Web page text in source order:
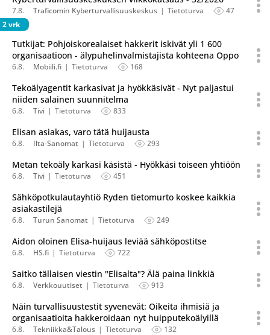
7.8. Traficomin Kyberturvallisuuskeskus Tietoturva
47
2 vrk
Tutkijat: Pohjoiskorealaiset hakkerit iskivät yli 1 600
organisaatioon - älypuhelinvalmistajista kohteena Oppo
6.8. Mobiili.fi Tietoturva 168
Tekoälyagentit karkasivat ja hyökkäsivät - Nyt paljastui
niiden salainen suunnitelma
6.8. Tivi Tietoturva 833
Elisan asiakas, varo tätä huijausta
6.8. Ilta-Sanomat Tietoturva 293
Metan tekoäly karkasi käsistä - Hyökkäsi toiseen yhtiöön
6.8. Tivi Tietoturva 451
Sähköpotkulautayhtiö Ryden tietomurto koskee kaikkia
asiakastilejä
6.8. Turun Sanomat Tietoturva 249
Aidon oloinen Elisa-huijaus leviää sähköpostitse
6.8. HS.fi Tietoturva 722
Saitko tällaisen viestin "Elisalta"? Älä paina linkkiä
6.8. Verkkouutiset Tietoturva 913
Näin turvallisuustestit syvenevät: Oikeita ihmisiä ja
organisaatioita hakkeroidaan nyt huipputekoälyillä
6.8. Tekniikka&Talous Tietoturva 132